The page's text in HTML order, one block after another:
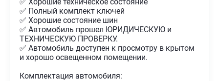
✅ Полный комплект ключей
✅ Хорошие состояние шин
✅ Автомобиль прошел ЮРИДИЧЕСКУЮ и
ТЕХНИЧЕСКУЮ ПРОВЕРКУ.
✅ Автомобиль доступен к просмотру в крытом
и хорошо освещенном помещении.
Комплектация автомобиля: